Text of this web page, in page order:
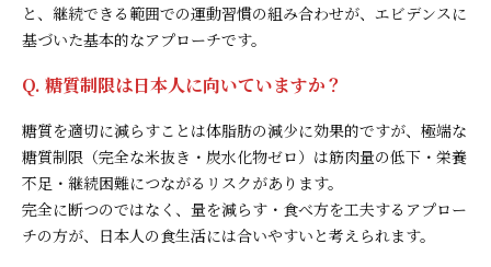
と、継続できる範囲での運動習慣の組み合わせが、エビデンスに
基づいた基本的なアプローチです。
Q. 糖質制限は日本人に向いていますか？
糖質を適切に減らすことは体脂肪の減少に効果的ですが、極端な
糖質制限（完全な米抜き・炭水化物ゼロ）は筋肉量の低下・栄養
不足・継続困難につながるリスクがあります。
完全に断つのではなく、量を減らす・食べ方を工夫するアプロー
チの方が、日本人の食生活には合いやすいと考えられます。